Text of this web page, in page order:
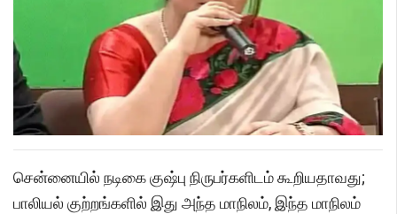
சென்னையில் நடிகை குஷ்பு நிருபர்களிடம் கூறியதாவது;
பாலியல் குற்றங்களில் இது அந்த மாநிலம், இந்த மாநிலம்